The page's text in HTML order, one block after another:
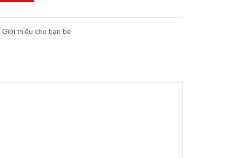
Giới thiệu cho bạn bè